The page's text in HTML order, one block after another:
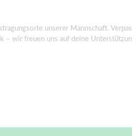
unserer Mannschaft.
– wir freuen uns auf deine